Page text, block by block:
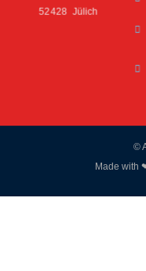
52428 Jülich
©
Made with